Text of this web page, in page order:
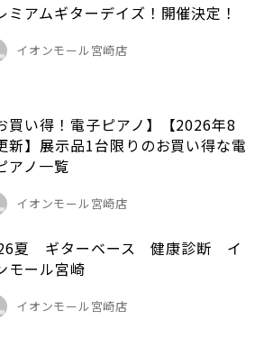
ミアムギターデイズ！開催決定！
イオンモール宮崎店
買い得！電子ピアノ】【2026年8
新】展示品1台限りのお買い得な電
アノ一覧
イオンモール宮崎店
夏 ギターベース 健康診断 イ
モール宮崎
イオンモール宮崎店